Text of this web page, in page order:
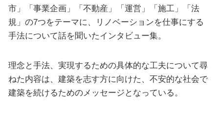
市」「事業企画」「不動産」「運営」「施工」「法
規」の7つをテーマに、リノベーションを仕事にする
手法について話を聞いたインタビュー集。
理念と手法、実現するための具体的な工夫について尋
ねた内容は、建築を志す方に向けた、不安的な社会で
建築を続けるためのメッセージとなっている。